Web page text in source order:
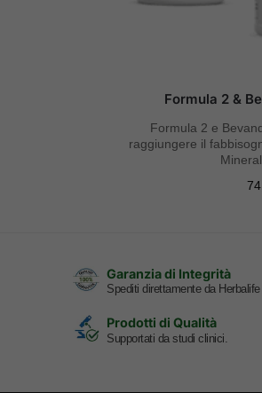
Formula 2 &
Formula 2 e
raggiungere il
Garanzia di Integrità
Spediti direttamente da Herbalife
Prodotti di Qualità
Supportati da studi clinici.